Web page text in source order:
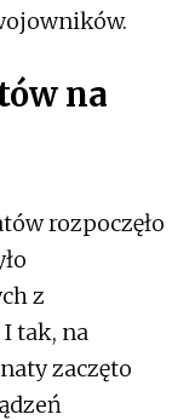
na
rozpoczęło
z
tak, na
zaczęto